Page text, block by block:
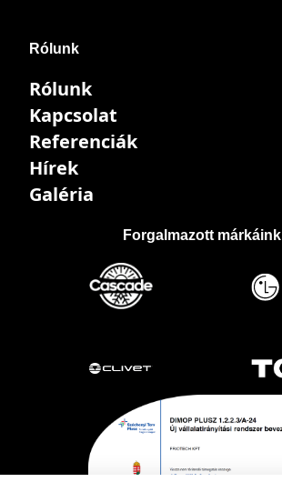
Rólunk
Rólunk
Kapcsolat
Referenciák
Hírek
Galéria
Forgalmazott márkáink